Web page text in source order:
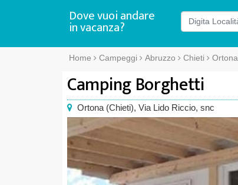
Dove vuoi andare
in vacanza?
Home Campeggi Abruzzo Chieti Ortona
Camping Borghetti
Ortona (Chieti), Via Lido Riccio, snc